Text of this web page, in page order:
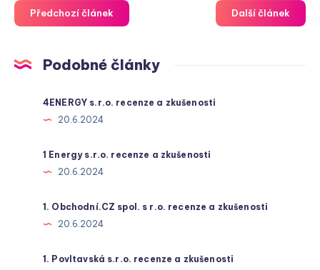
Předchozí článek Další článek
Podobné články
4ENERGY s.r.o. recenze a zkušenosti
20.6.2024
1 Energy s.r.o. recenze a zkušenosti
20.6.2024
1. Obchodní.CZ spol. s r.o. recenze a zkušenosti
20.6.2024
1. Povltavská s.r.o. recenze a zkušenosti